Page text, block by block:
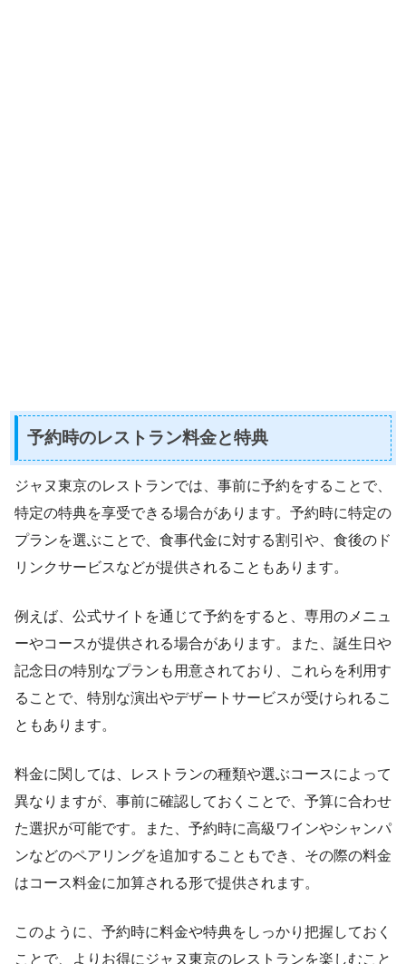
予約時のレストラン料金と特典
ジャヌ東京のレストランでは、事前に予約をすることで、
特定の特典を享受できる場合があります。予約時に特定の
プランを選ぶことで、食事代金に対する割引や、食後のド
リンクサービスなどが提供されることもあります。
例えば、公式サイトを通じて予約をすると、専用のメニュ
ーやコースが提供される場合があります。また、誕生日や
記念日の特別なプランも用意されており、これらを利用す
ることで、特別な演出やデザートサービスが受けられるこ
ともあります。
料金に関しては、レストランの種類や選ぶコースによって
異なりますが、事前に確認しておくことで、予算に合わせ
た選択が可能です。また、予約時に高級ワインやシャンパ
ンなどのペアリングを追加することもでき、その際の料金
はコース料金に加算される形で提供されます。
このように、予約時に料金や特典をしっかり把握しておく
ことで、よりお得にジャヌ東京のレストランを楽しむこと